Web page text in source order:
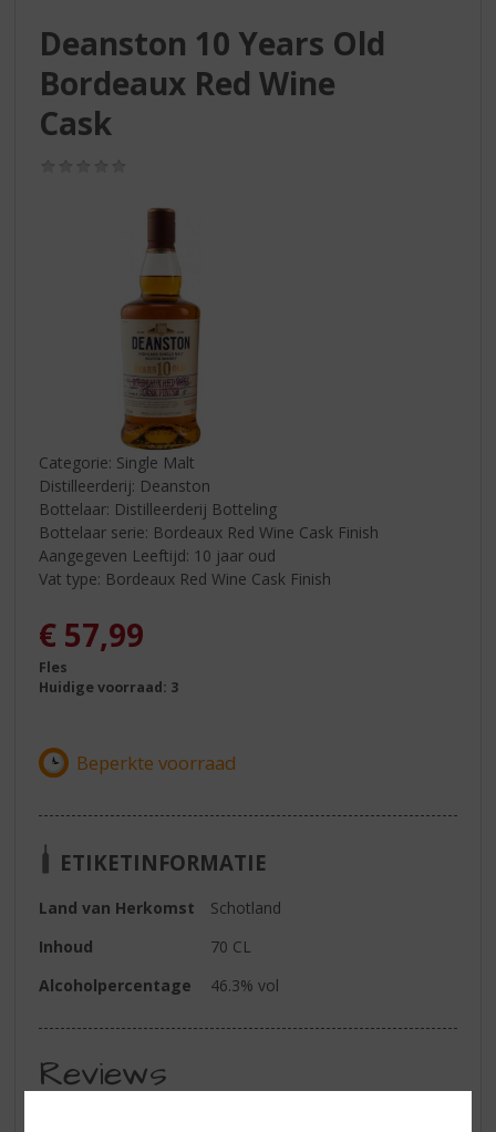
Deanston 10 Years Old
Bordeaux Red Wine
Cask
Categorie: Single Malt
Distilleerderij: Deanston
Bottelaar: Distilleerderij Botteling
Bottelaar serie: Bordeaux Red Wine Cask Finish
Aangegeven Leeftijd: 10 jaar oud
Vat type: Bordeaux Red Wine Cask Finish
€ 57,99
Fles
Huidige voorraad: 3
ETIKETINFORMATIE
Land van Herkomst
Schotland
Inhoud
70 CL
Alcoholpercentage
46.3% vol
Reviews